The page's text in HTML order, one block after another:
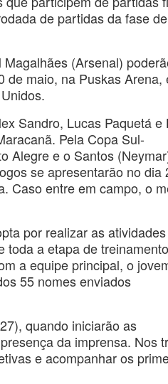
de partidas da fase de
(Arsenal)
de maio, na Puskas Arena,
Sandro, Lucas Paquetá e
Pela Copa Sul-
Alegre e o Santos
se apresentarão no dia
Caso entre em campo, o
por realizar as
toda a etapa de
a equipe principal, o
55 nomes enviados
quando iniciarão as
da imprensa. Nos
e acompanhar os